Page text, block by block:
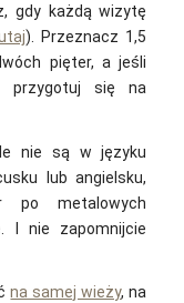
gdy każdą wizytę
). Przeznacz 1,5
pięter, a jeśli
przygotuj się na
nie są w języku
lub angielsku,
po metalowych
I nie zapomnijcie
na samej wieży, na